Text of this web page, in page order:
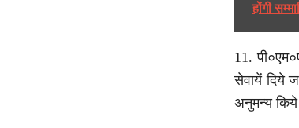
होंगी
11.
सेवायें दिये
अनुमन्य किये